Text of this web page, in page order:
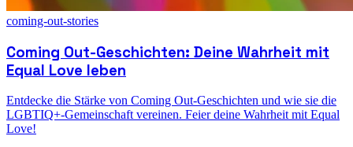
coming-out-stories
Coming Out-Geschichten: Deine Wahrheit mit
Equal Love leben
Entdecke die Stärke von Coming Out-Geschichten und wie sie die
LGBTIQ+-Gemeinschaft vereinen. Feier deine Wahrheit mit Equal
Love!